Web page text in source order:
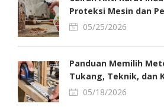
Proteksi Mesin dan
05/25/2026
Panduan Memilih
Tukang, Teknik, dan
05/18/2026